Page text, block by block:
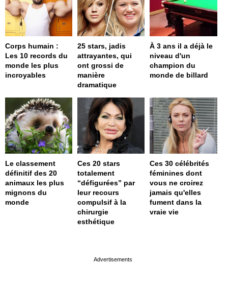
Corps humain :
Les 10 records du
monde les plus
incroyables
25 stars, jadis
attrayantes, qui
ont grossi de
manière
dramatique
À 3 ans il a déjà le
niveau d'un
champion du
monde de billard
Le classement
définitif des 20
animaux les plus
mignons du
monde
Ces 20 stars
totalement
“défigurées” par
leur recours
compulsif à la
chirurgie
esthétique
Ces 30 célébrités
féminines dont
vous ne croirez
jamais qu'elles
fument dans la
vraie vie